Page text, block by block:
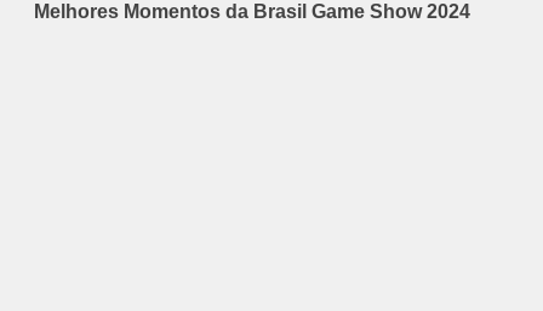
Melhores Momentos da Brasil Game Show 2024